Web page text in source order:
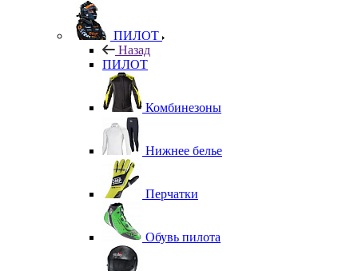
ПИЛОТ
Назад
ПИЛОТ
Комбинезоны
Нижнее белье
Перчатки
Обувь пилота